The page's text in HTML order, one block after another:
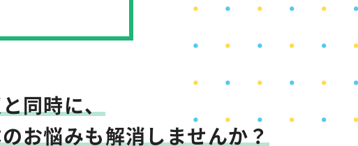
同時に、
お悩みも解消しませんか？